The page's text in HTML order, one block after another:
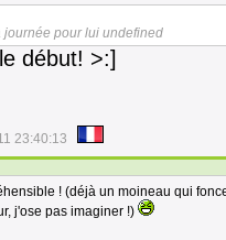
pour lui undefined
début! >:]
23:40:13
! (déjà un moineau qui
j'ose pas imaginer !)